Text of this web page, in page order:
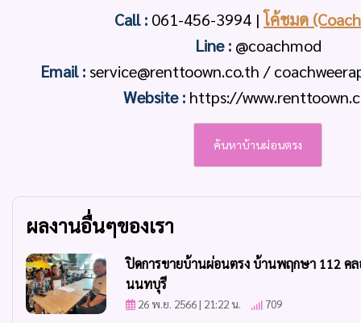
Call : 061-456-3994 |โค้ชมด
Line : @coachmod
Email : service@renttoown.co.th /
Website : https://
ค้นหาบ้านผ่อนตรง
ผลงานอื่นๆของเรา
ปิดการขายบ้านผ่อนตรง บ้านพฤกษา 112 คล
นนทบุรี
26 พ.ย. 2566 | 21:22 น. 709